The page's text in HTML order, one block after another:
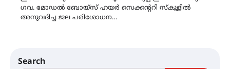
ഗവ. മോഡൽ ബോയ്സ് ഹയർ സെക്കന്ററി സ്കൂളിൽ
അനുവദിച്ച ജല പരിശോധന…
Search